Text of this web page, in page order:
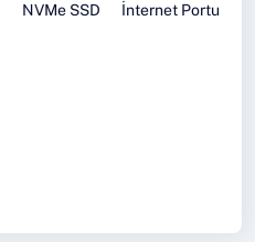
NVMe SSD İnternet Portu